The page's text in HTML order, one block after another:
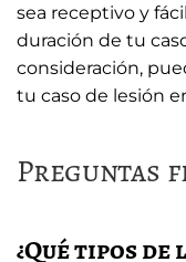
sea receptivo y
duración de tu
consideración,
tu caso de lesión
Preguntas
¿Qué tipos